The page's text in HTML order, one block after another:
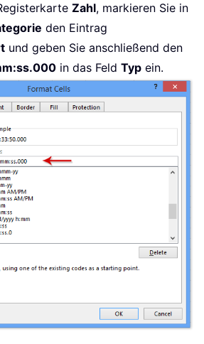
Zahl, markieren Sie in
den Eintrag
und geben Sie anschließend den
in das Feld Typ ein.